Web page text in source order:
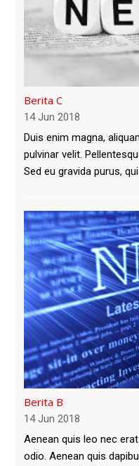
Berita C
14 Jun 2018
Duis enim magna,
pulvinar velit.
Sed eu gravida purus,
Berita B
14 Jun 2018
Aenean quis leo nec
odio. Aenean quis